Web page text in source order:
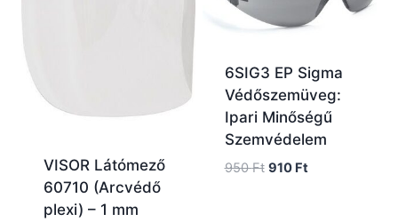
VISOR Látómező
60710 (Arcvédő
plexi) – 1 mm
6SIG3 EP Sigma
Védőszemüveg:
Ipari Minőségű
Szemvédelem
950Ft Original
910 FtCurrent